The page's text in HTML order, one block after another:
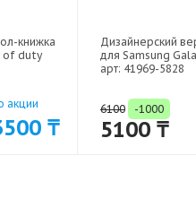
книжка
of duty
акции
₸
Дизайнерский
для Samsung
арт: 41969-5828
6100 -1000
5100 ₸